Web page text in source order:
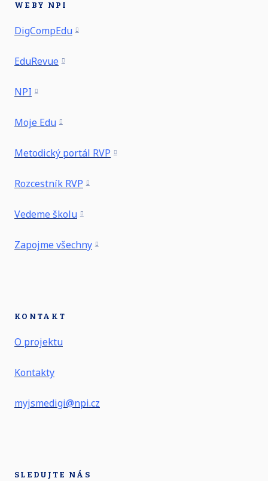
WEBY NPI
DigCompEdu
EduRevue
NPI
Moje Edu
Metodický portál RVP
Rozcestník RVP
Vedeme školu
Zapojme všechny
KONTAKT
O projektu
Kontakty
myjsmedigi@npi.cz
SLEDUJTE NÁS